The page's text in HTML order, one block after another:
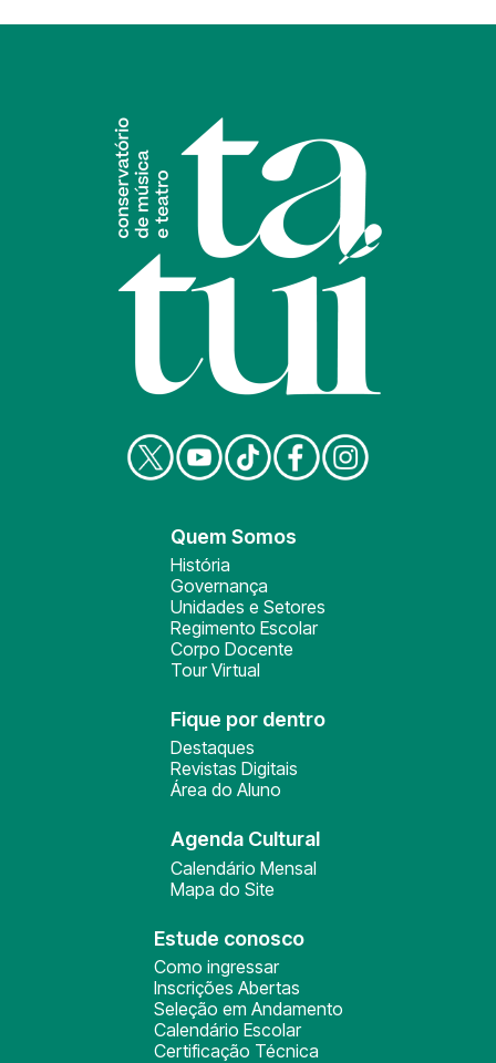
Quem Somos
História
Governança
Unidades e Setores
Regimento Escolar
Corpo Docente
Tour Virtual
Fique por dentro
Destaques
Revistas Digitais
Área do Aluno
Agenda Cultural
Calendário Mensal
Mapa do Site
Estude conosco
Como ingressar
Inscrições Abertas
Seleção em Andamento
Calendário Escolar
Certificação Técnica